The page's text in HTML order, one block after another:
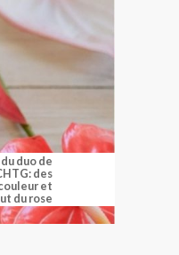
duo de
des
et
du rose